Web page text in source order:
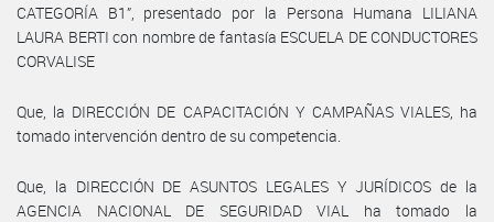
CATEGORÍA B1”, presentado por la Persona Humana LILIANA
LAURA BERTI con nombre de fantasía ESCUELA DE CONDUCTORES
CORVALISE
Que, la DIRECCIÓN DE CAPACITACIÓN Y CAMPAÑAS VIALES, ha
tomado intervención dentro de su competencia.
Que, la DIRECCIÓN DE ASUNTOS LEGALES Y JURÍDICOS de la
AGENCIA NACIONAL DE SEGURIDAD VIAL ha tomado la